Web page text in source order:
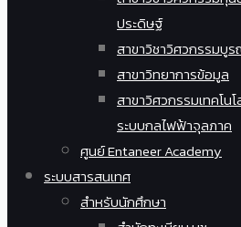
ประดิษฐ์
สาขาวิชาวิศวกรรมบู
สาขาวิทยาการข้อมูล
สาขาวิศวกรรมเทคโน
ระบบกลไฟฟ้าจุลภาค
ศูนย์ Entaneer Academy
ระบบสารสนเทศ
สำหรับนักศึกษา